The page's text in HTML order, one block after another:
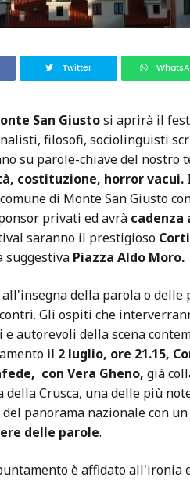
Twitter
San Giustosi aprirà il
filosofi, sociolinguisti
su parole-chiave del nostro
costituzione, horror vacui.
di Monte San Giusto
privati ed avrà cadenza
saranno il prestigioso
suggestiva Piazza Aldo Moro.
all'insegna della parola o delle
Gli ospiti che
e autorevoli della scena
il 2 luglio, ore 21.15,
con Vera Gheno, già
della Crusca, una delle più
panorama nazionale con
delle parole.
è affidato all'ironia